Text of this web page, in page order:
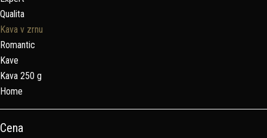
Qualita
Kava v zrnu
Romantic
Kave
Kava 250 g
Home
Cena